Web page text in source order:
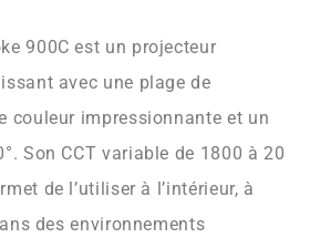
900C est un projecteur
avec une plage de
couleur impressionnante et un
Son CCT variable de 1800 à 20
de l’utiliser à l’intérieur, à
des environnements